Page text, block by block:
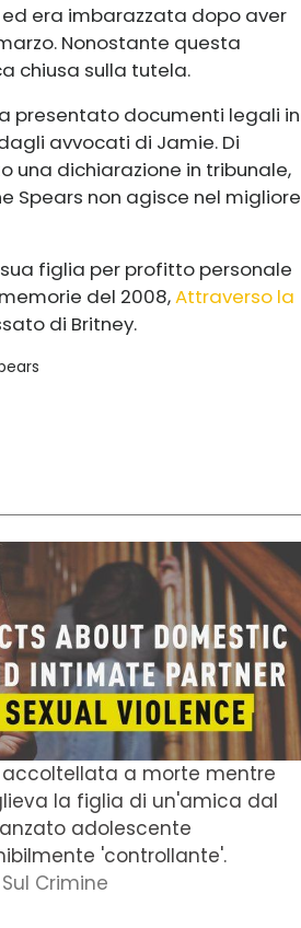
era imbarazzata dopo aver
Nonostante questa
chiusa sulla tutela.
presentato documenti legali in
avvocati di Jamie. Di
una dichiarazione in tribunale,
Spears non agisce nel migliore
figlia per profitto personale
del 2008,Attraverso la
di Britney.
accoltellata a morte mentre
la figlia di un'amica dal
adolescente
'controllante'.
Crimine